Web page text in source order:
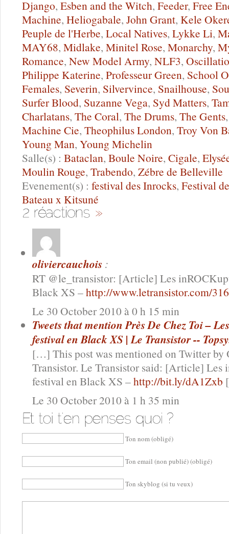
Django, Esben and the Witch, Feeder, Free
Machine, Heliogabale, John Grant, Kele
Peuple de l'Herbe, Local Natives, Lykke Li,
MAY68, Midlake, Minitel Rose, Monarchy,
Romance, New Model Army, NLF3,
Philippe Katerine, Professeur Green, School
Females, Severin, Silvervince, Snailhouse,
Surfer Blood, Suzanne Vega, Syd Matters,
Charlatans, The Coral, The Drums, The Gents
Machine Cie, Theophilus London, Troy Von
Young Man, Young Michelin
Salle(s) : Bataclan, Boule Noire, Cigale,
Moulin Rouge, Trabendo, Zébre de Belleville
Evenement(s) : festival des Inrocks, Festival
Bateau x Kitsuné
oliviercauchois :
RT @le_transistor: [Article] Les
Black XS –http://www.letransistor.com/
Le 30 October 2010 à 0 h 15 min
Tweets that mention Près De Chez Toi –
festival en Black XS | Le Transistor --
[…] This post was mentioned on Twitter by
Transistor. Le Transistor said: [Article] Les
festival en Black XS –http://bit.ly/dA1Zxb
Le 30 October 2010 à 1 h 35 min
Ton nom (obligé)
Ton email (non publié) (obligé)
Ton skyblog (si tu veux)